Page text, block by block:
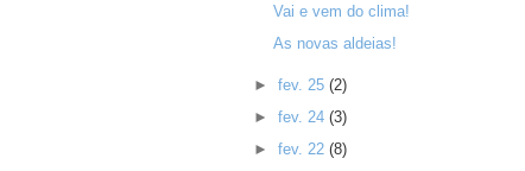
Vai e vem do clima!
As novas aldeias!
► fev. 25 (2)
► fev. 24 (3)
► fev. 22 (8)